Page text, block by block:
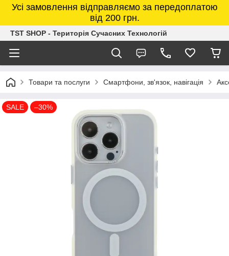
Усі замовлення відправляємо за передоплатою
від 200 грн.
TST SHOP - Територія Сучасних Технологій
Товари та послуги Смартфони, зв'язок, навігація
SALE –30%